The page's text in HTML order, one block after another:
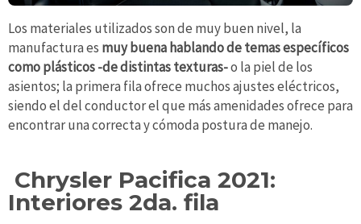
Los materiales utilizados son de muy buen nivel, la
manufactura es muy buena hablando de temas específicos
como plásticos -de distintas texturas-o la piel de los
asientos; la primera fila ofrece muchos ajustes eléctricos,
siendo el del conductor el que más amenidades ofrece para
encontrar una correcta y cómoda postura de manejo.
Chrysler Pacifica 2021:
Interiores 2da. fila